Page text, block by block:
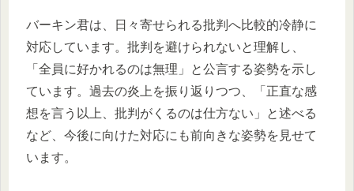
バーキン君は、日々寄せられる批判へ比較的冷静に
対応しています。批判を避けられないと理解し、
「全員に好かれるのは無理」と公言する姿勢を示し
ています。過去の炎上を振り返りつつ、「正直な感
想を言う以上、批判がくるのは仕方ない」と述べる
など、今後に向けた対応にも前向きな姿勢を見せて
います。